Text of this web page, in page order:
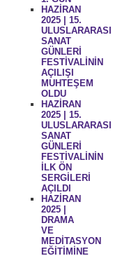
HAZİRAN
2025 | 15.
ULUSLARARASI
SANAT
GÜNLERİ
FESTİVALİNİN
AÇILIŞI
MUHTEŞEM
OLDU
HAZİRAN
2025 | 15.
ULUSLARARASI
SANAT
GÜNLERİ
FESTİVALİNİN
İLK ÖN
SERGİLERİ
AÇILDI
HAZİRAN
2025 |
DRAMA
VE
MEDİTASYON
EĞİTİMİNE